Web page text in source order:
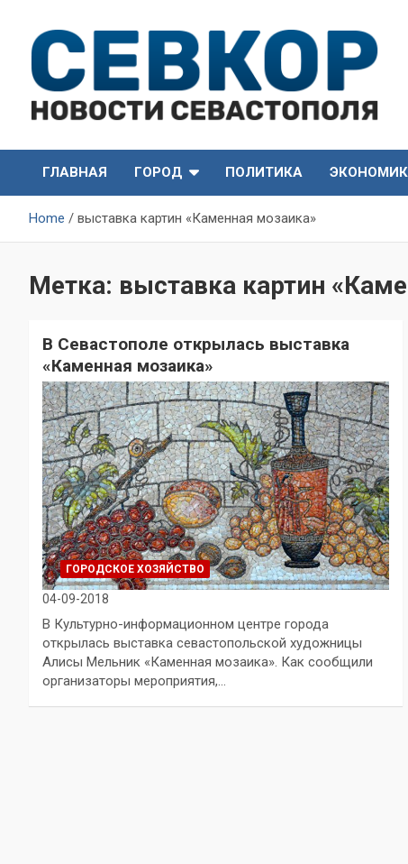
content
СевКор — Новости
Севастополя
Севастополя
ГЛАВНАЯ
ГОРОД ПОЛИТИКА
Home выставка картин «Каменная мозаика»
Метка: выставка картин
В Севастополе открылась выставка
«Каменная мозаика»
ГОРОДСКОЕ ХОЗЯЙСТВО
04-09-2018
В Культурно-информационном центре города
открылась выставка севастопольской художницы
Алисы Мельник «Каменная мозаика». Как сообщили
организаторы мероприятия,…